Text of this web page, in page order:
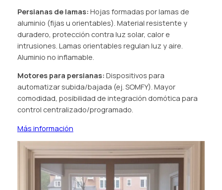
Persianas de lamas: Hojas formadas por lamas de
aluminio (fijas u orientables). Material resistente y
duradero, protección contra luz solar, calor e
intrusiones. Lamas orientables regulan luz y aire.
Aluminio no inflamable.
Motores para persianas: Dispositivos para
automatizar subida/bajada (ej. SOMFY). Mayor
comodidad, posibilidad de integración domótica para
control centralizado/programado.
Más información